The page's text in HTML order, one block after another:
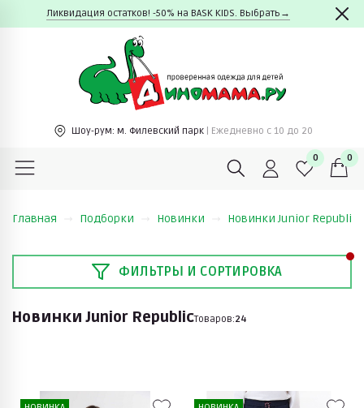
Ликвидация остатков! -50% на BASK KIDS. Выбрать→
Шоу-рум: м. Филевский парк | Ежедневно c 10 до 20
0 0
Главная Подборки Новинки Новинки Junior Republic
ФИЛЬТРЫ И СОРТИРОВКА
Новинки Junior RepublicТоваров:24